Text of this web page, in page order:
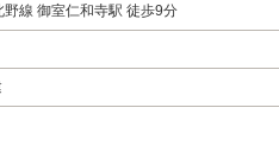
線 御室仁和寺駅 徒歩9分